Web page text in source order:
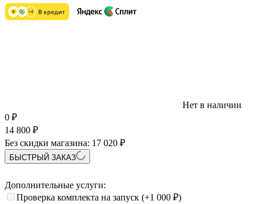
Нет в наличии
0 ₽
14 800 ₽
Без скидки магазина: 17 020 ₽
БЫСТРЫЙ ЗАКАЗ
Дополнительные услуги:
Проверка комплекта на запуск (+1 000 ₽)